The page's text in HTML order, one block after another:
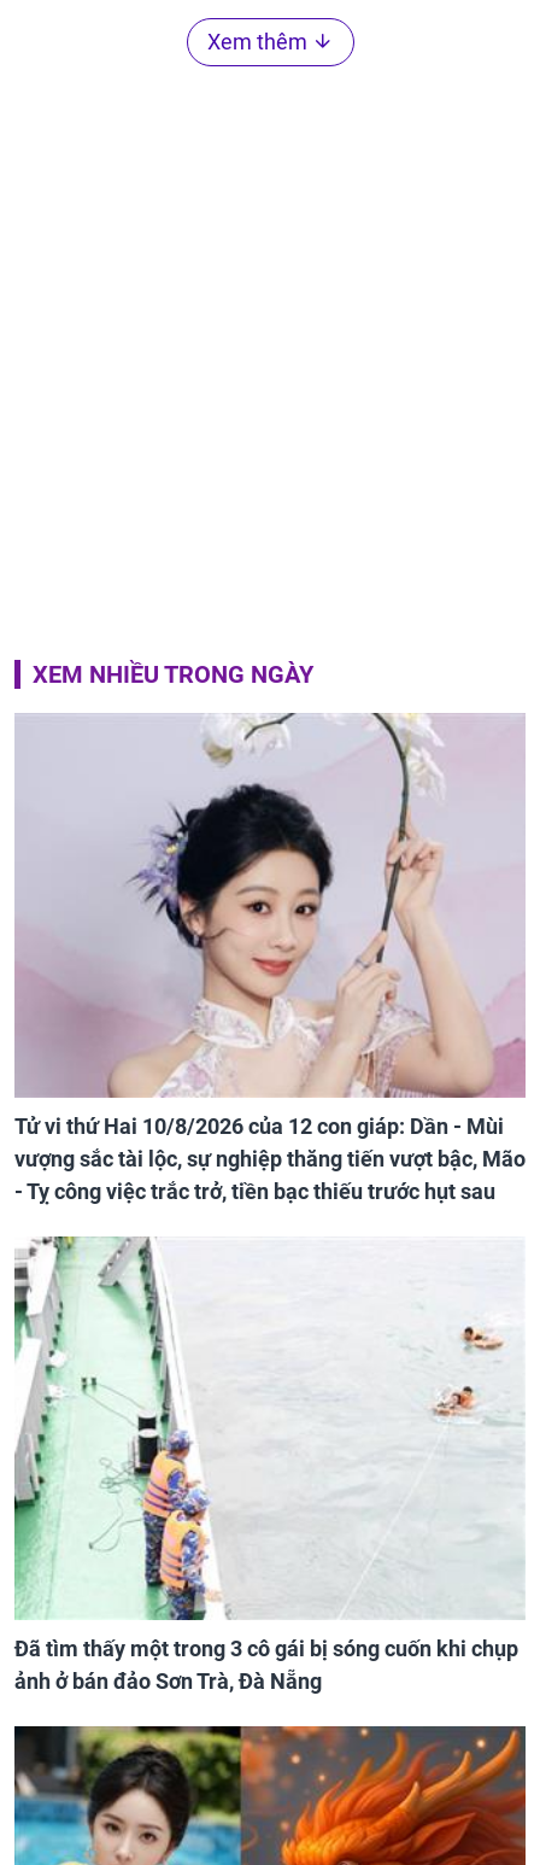
Xem thêm
XEM NHIỀU TRONG NGÀY
Tử vi thứ Hai 10/8/2026 của 12 con giáp: Dần - Mùi
vượng sắc tài lộc, sự nghiệp thăng tiến vượt bậc, Mão
- Tỵ công việc trắc trở, tiền bạc thiếu trước hụt sau
Đã tìm thấy một trong 3 cô gái bị sóng cuốn khi chụp
ảnh ở bán đảo Sơn Trà, Đà Nẵng